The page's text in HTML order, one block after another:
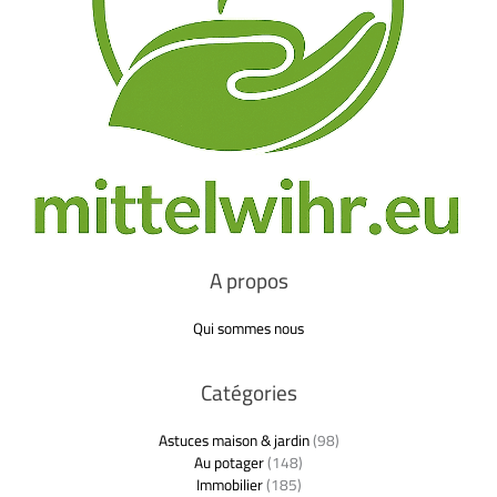
A propos
Qui sommes nous
Catégories
Astuces maison & jardin(98)
Au potager(148)
Immobilier(185)